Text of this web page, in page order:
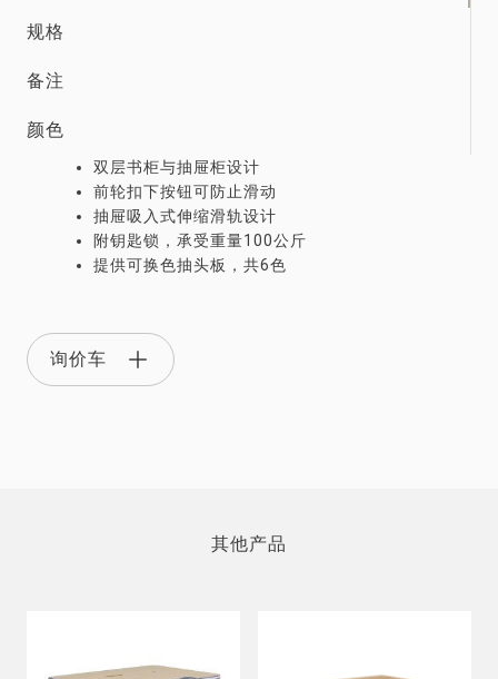
规格
备注
颜色
双层书柜与抽屉柜设计
前轮扣下按钮可防止滑动
抽屉吸入式伸缩滑轨设计
附钥匙锁，承受重量100公斤
提供可换色抽头板，共6色
询价车
其他产品